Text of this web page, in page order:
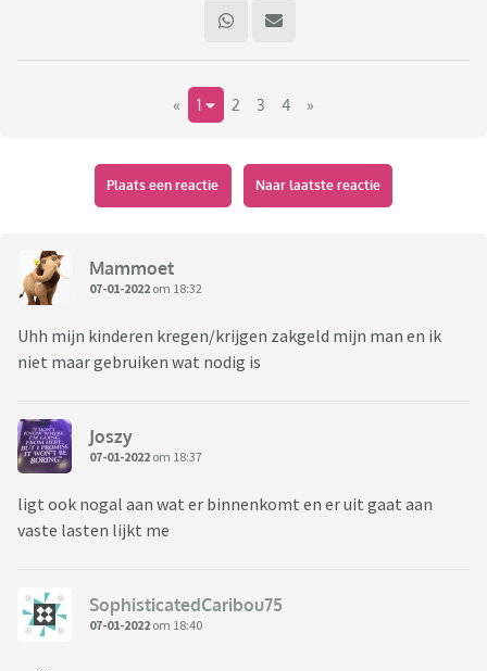
« 1 2 3 4 »
Plaats een reactie Naar laatste reactie
Mammoet
07-01-2022 om 18:32
Uhh mijn kinderen kregen/krijgen zakgeld mijn man en ik
niet maar gebruiken wat nodig is
Joszy
07-01-2022 om 18:37
ligt ook nogal aan wat er binnenkomt en er uit gaat aan
vaste lasten lijkt me
SophisticatedCaribou75
07-01-2022 om 18:40